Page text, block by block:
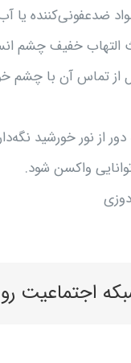
ضدعفونی‌کننده
چشم انسان شود و بهبود
از تماس آن با چشم
واکسن شود.
اجتماعیت